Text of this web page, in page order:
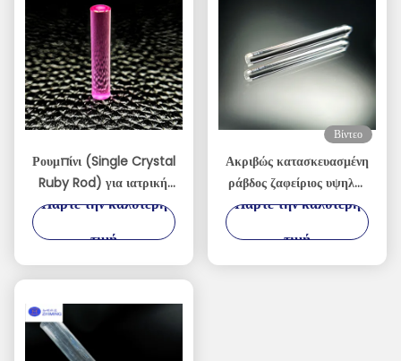
Ρουμπίνι (Single Crystal
Ruby Rod) για ιατρική,
βιομηχανία,
Πάρτε την καλύτερη
τιμή
Βίντεο
Ακριβώς κατασκευασμένη
ράβδος ζαφείριος υψηλής
καθαρότητας μεμονωμένο
Πάρτε την καλύτερη
τιμή